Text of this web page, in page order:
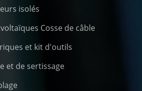
isolés
Cosse de câble
et kit d'outils
et de sertissage